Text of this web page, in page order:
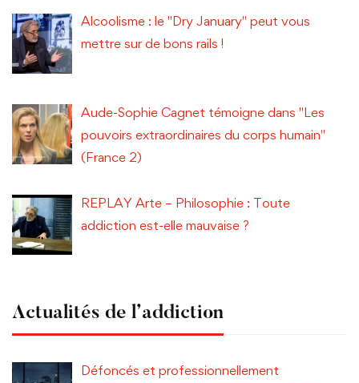
Alcoolisme : le "Dry January" peut vous
mettre sur de bons rails !
Aude-Sophie Cagnet témoigne dans "Les
pouvoirs extraordinaires du corps humain"
(France 2)
REPLAY Arte – Philosophie : Toute
addiction est-elle mauvaise ?
Actualités de l’addiction
Défoncés et professionnellement